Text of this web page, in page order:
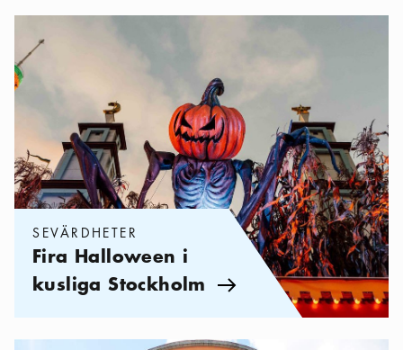
Sevärdheter Fira Halloween i kusliga Stockholm
SEVÄRDHETER
Fira Halloween i
kusliga Stockholm Pil ikon